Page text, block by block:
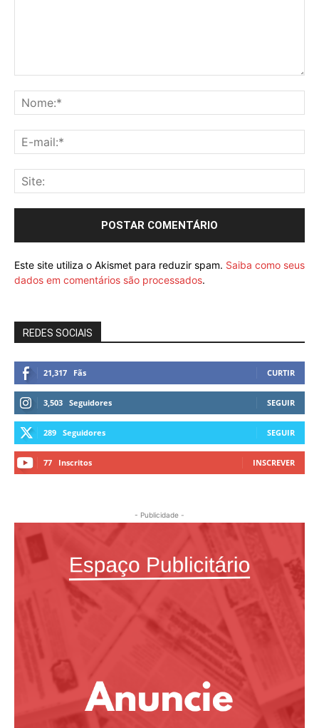
Este site utiliza o Akismet para reduzir spam. Saiba como seus
dados em comentários são processados.
REDES SOCIAIS
21,317 Fãs CURTIR
3,503 Seguidores SEGUIR
289 Seguidores SEGUIR
77 Inscritos INSCREVER
- Publicidade -